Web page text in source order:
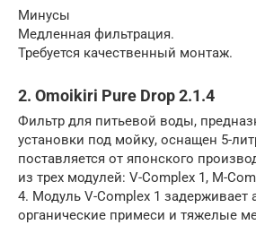
Минусы
Медленная фильтрация.
Требуется качественный монтаж.
2. Omoikiri Pure Drop 2.1.4
Фильтр для питьевой воды,
установки под мойку, оснащен 5-
поставляется от японского
из трех модулей: V-Complex 1, М-
4. Модуль V-Complex 1 задерживает
органические примеси и тяжелые